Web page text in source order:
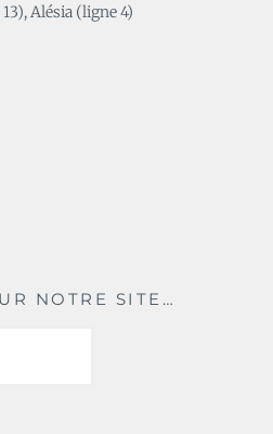
Alésia (ligne 4)
NOTRE SITE…